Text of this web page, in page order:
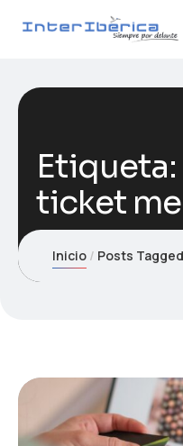
Etiqueta:
ticket
Inicio Posts